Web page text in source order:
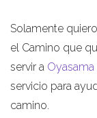
Solamente
el Camino que
servir a Oyasama
servicio para
camino.